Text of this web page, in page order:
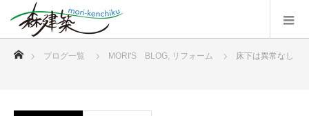
ブログ一覧 MORI'S BLOG, リフォーム 床下は異常なし